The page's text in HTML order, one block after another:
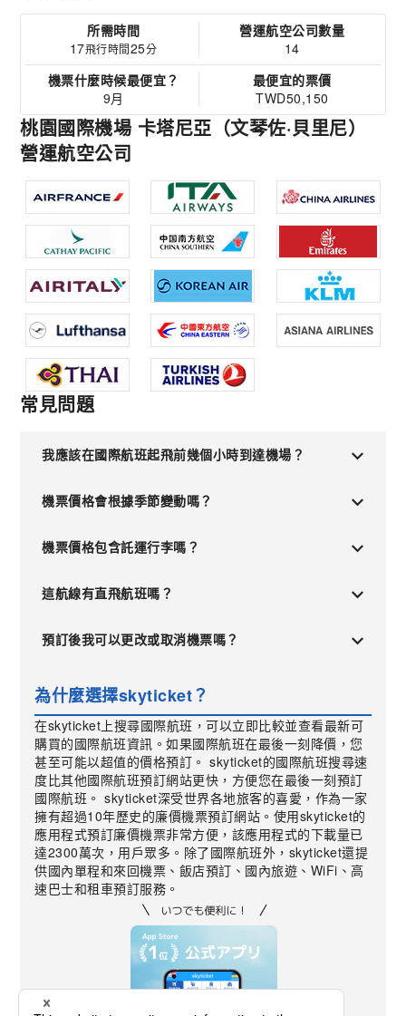
所需時間
17飛行時間25分
營運航空公司數量
14
機票什麼時候最便宜？
9月
最便宜的票價
TWD50,150
桃園國際機場 卡塔尼亞（文琴佐·貝里尼）
營運航空公司
常見問題
我應該在國際航班起飛前幾個小時到達機場？
機票價格會根據季節變動嗎？
機票價格包含託運行李嗎？
這航線有直飛航班嗎？
預訂後我可以更改或取消機票嗎？
為什麼選擇skyticket？
在skyticket上搜尋國際航班，可以立即比較並查看最新可
購買的國際航班資訊。如果國際航班在最後一刻降價，您
甚至可能以超值的價格預訂。 skyticket的國際航班搜尋速
度比其他國際航班預訂網站更快，方便您在最後一刻預訂
國際航班。 skyticket深受世界各地旅客的喜愛，作為一家
擁有超過10年歷史的廉價機票預訂網站。使用skyticket的
應用程式預訂廉價機票非常方便，該應用程式的下載量已
達2300萬次，用戶眾多。除了國際航班外，skyticket還提
供國內單程和來回機票、飯店預訂、國內旅遊、WiFi、高
速巴士和租車預訂服務。